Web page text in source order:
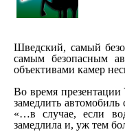
Шведский, самый
самым безопасным
объективами камер
Во время
замедлить автомобиль
«…в случае, если
замедлила и, уж тем